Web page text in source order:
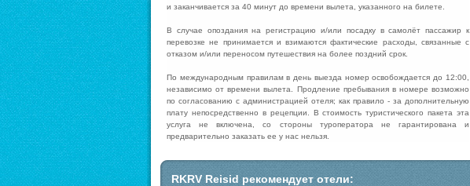
и заканчивается за 40 минут до времени вылета, указанного на билете.
В случае опоздания на регистрацию и/или
посадку в самолёт пассажир к
перевозке не принимаетсяи взимаются фактические расходы, связанные с
отказом и/или переносом путешествия на более поздний срок.
По международным правилам в день выезда номер освобождается до 12:00,
независимо от времени вылета. Продление пребывания в номере возможно
по согласованию с администрацией отеля; как правило - за дополнительную
плату непосредственно в рецепции. В стоимость туристического пакета эта
услуга не включена, со стороны туроператора не гарантирована и
предварительно заказать ее у нас нельзя.
RKRV Reisid рекомендует отели: